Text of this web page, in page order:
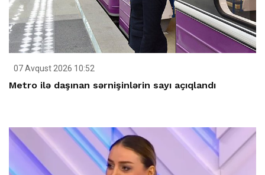
07 Avqust 2026 10:52
Metro ilə daşınan sərnişinlərin sayı açıqlandı